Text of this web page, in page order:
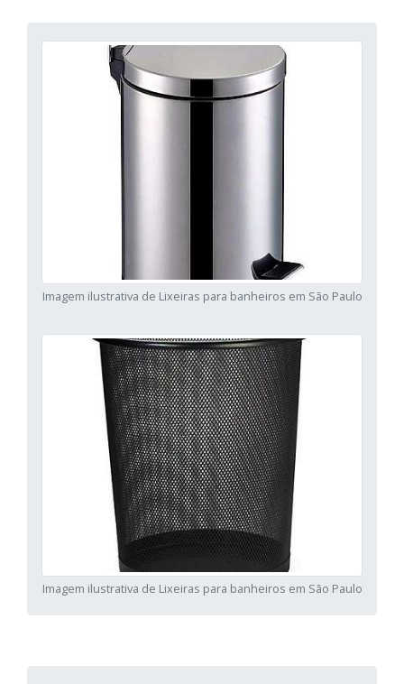
Imagem ilustrativa de Lixeiras para banheiros em São Paulo
Imagem ilustrativa de Lixeiras para banheiros em São Paulo